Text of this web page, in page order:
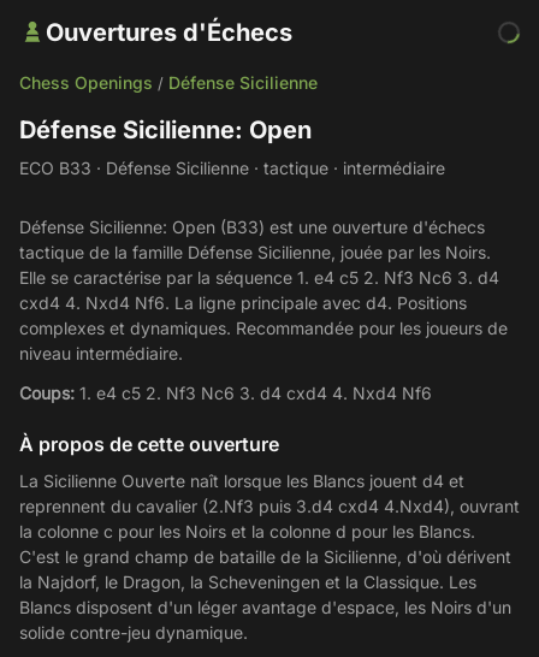
Ouvertures d'Échecs
Chess Openings / Défense Sicilienne
Défense Sicilienne: Open
ECO B33 · Défense Sicilienne · tactique · intermédiaire
Défense Sicilienne: Open (B33) est une ouverture d'échecs
tactique de la famille Défense Sicilienne, jouée par les Noirs.
Elle se caractérise par la séquence 1. e4 c5 2. Nf3 Nc6 3. d4
cxd4 4. Nxd4 Nf6. La ligne principale avec d4. Positions
complexes et dynamiques. Recommandée pour les joueurs de
niveau intermédiaire.
Coups: 1. e4 c5 2. Nf3 Nc6 3. d4 cxd4 4. Nxd4 Nf6
À propos de cette ouverture
La Sicilienne Ouverte naît lorsque les Blancs jouent d4 et
reprennent du cavalier (2.Nf3 puis 3.d4 cxd4 4.Nxd4), ouvrant
la colonne c pour les Noirs et la colonne d pour les Blancs.
C'est le grand champ de bataille de la Sicilienne, d'où dérivent
la Najdorf, le Dragon, la Scheveningen et la Classique. Les
Blancs disposent d'un léger avantage d'espace, les Noirs d'un
solide contre-jeu dynamique.